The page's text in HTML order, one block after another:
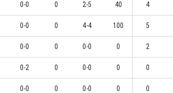
0-0 0 2-5 40 4
0-0 0 4-4 100 5
0-0 0 0-0 0 2
0-2 0 0-0 0 0
0-0 0 0-0 0 0